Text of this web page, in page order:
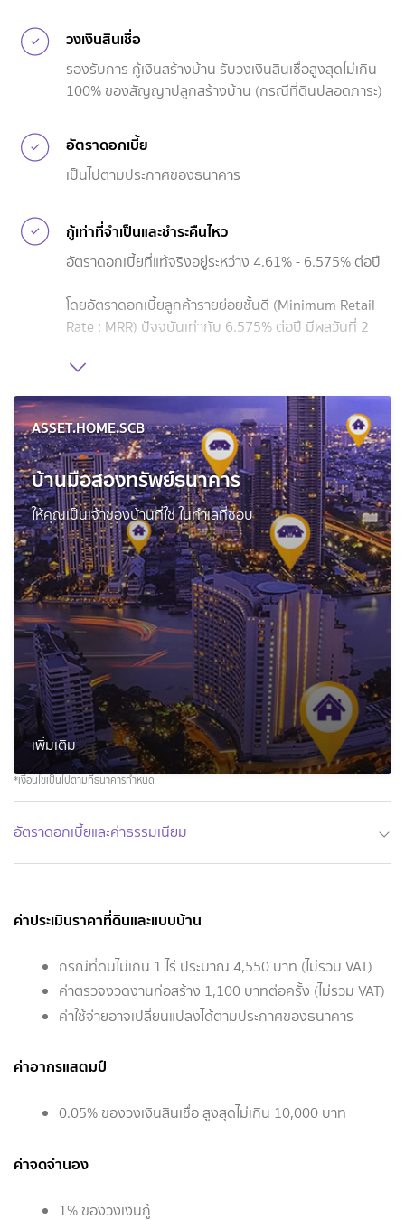
วงเงินสินเชื่อ
รองรับการ กู้เงินสร้างบ้าน รับวงเงินสินเชื่อสูงสุดไม่เกิน
100% ของสัญญาปลูกสร้างบ้าน (กรณีที่ดินปลอดภาระ)
อัตราดอกเบี้ย
เป็นไปตามประกาศของธนาคาร
กู้เท่าที่จำเป็นและชำระคืนไหว
อัตราดอกเบี้ยที่แท้จริงอยู่ระหว่าง 4.61% - 6.575% ต่อปี
โดยอัตราดอกเบี้ยลูกค้ารายย่อยชั้นดี (Minimum Retail
Rate : MRR) ปัจจุบันเท่ากับ 6.575% ต่อปี มีผลวันที่ 2
เปลี่ยนแปลงเพิ่มขึ้นหรือลดลงได้ตามประกาศของธนาคาร
รายละเอียดการคำนวณเพิ่มเติมตามตารางอัตราดอกเบี้ย
ASSET.HOME.SCB
บ้านมือสองทรัพย์ธนาคาร
ให้คุณเป็นเจ้าของบ้านที่ใช่ ในทำเลที่ชอบ
เพิ่มเติม
*เงื่อนไขเป็นไปตามที่ธนาคารกำหนด
อัตราดอกเบี้ยและค่าธรรมเนียม
ค่าประเมินราคาที่ดินและแบบบ้าน
กรณีที่ดินไม่เกิน 1 ไร่ ประมาณ 4,550 บาท (ไม่รวม VAT)
ค่าตรวจงวดงานก่อสร้าง 1,100 บาทต่อครั้ง (ไม่รวม VAT)
ค่าใช้จ่ายอาจเปลี่ยนแปลงได้ตามประกาศของธนาคาร
ค่าอากรแสตมป์
0.05% ของวงเงินสินเชื่อ สูงสุดไม่เกิน 10,000 บาท
ค่าจดจำนอง
1% ของวงเงินกู้